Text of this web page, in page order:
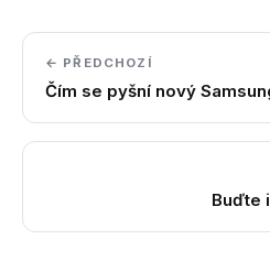
← PŘEDCHOZÍ
Čím se pyšní nový
Buďte